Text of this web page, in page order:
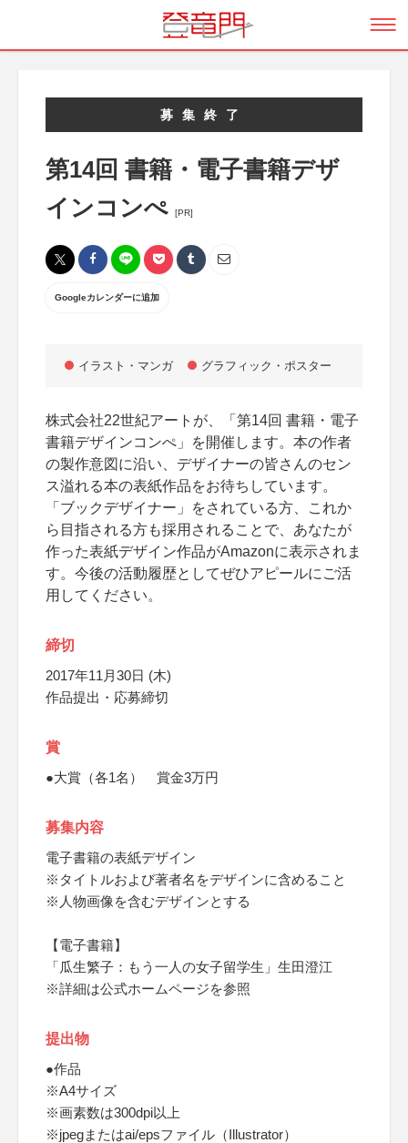
募集終了
第14回 書籍・電子書籍デザ
インコンぺ
[PR]
Googleカレンダーに追加
イラスト・マンガ グラフィック・ポスター
株式会社22世紀アートが、「第14回 書籍・電子
書籍デザインコンぺ」を開催します。本の作者
の製作意図に沿い、デザイナーの皆さんのセン
ス溢れる本の表紙作品をお待ちしています。
「ブックデザイナー」をされている方、これか
ら目指される方も採用されることで、あなたが
作った表紙デザイン作品がAmazonに表示されま
す。今後の活動履歴としてぜひアピールにご活
用してください。
締切
2017年11月30日 (木)
作品提出・応募締切
賞
●大賞（各1名） 賞金3万円
募集内容
電子書籍の表紙デザイン
※タイトルおよび著者名をデザインに含めること
※人物画像を含むデザインとする
【電子書籍】
「瓜生繁子：もう一人の女子留学生」生田澄江
※詳細は公式ホームページを参照
提出物
●作品
※A4サイズ
※画素数は300dpi以上
※jpegまたはai/epsファイル（Illustrator）